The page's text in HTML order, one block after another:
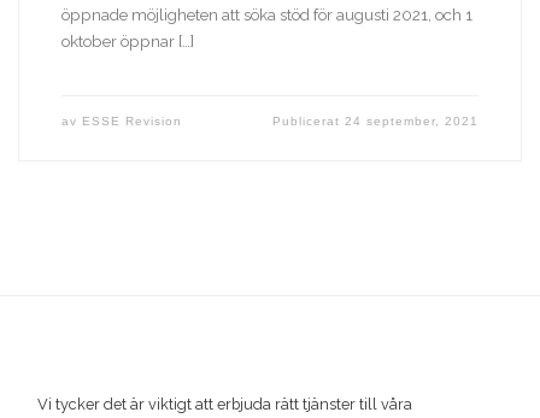
öppnade möjligheten att söka stöd för augusti 2021, och 1
oktober öppnar […]
av ESSE Revision Publicerat24 september, 2021
Vi tycker det är viktigt att erbjuda rätt tjänster till våra